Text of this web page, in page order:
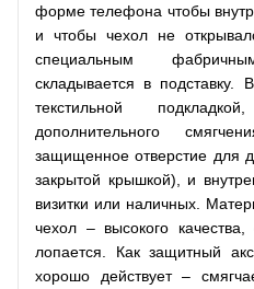
форме телефона чтобы
и чтобы чехол не
специальным
складывается в подставку.
текстильной
дополнительного
защищенное отверстие для
закрытой крышкой), и
визитки или наличных.
чехол – высокого
лопается. Как защитный
хорошо действует –